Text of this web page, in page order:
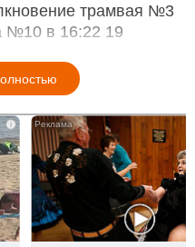
трамвая №3
№10 в 16:22 19
i